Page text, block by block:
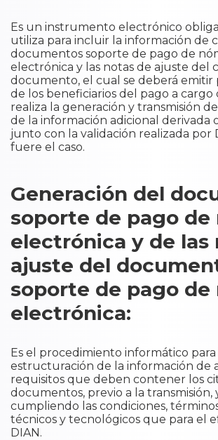
Es un instrumento electrónico
utiliza para incluir la información de
documentos soporte de pago de
electrónica y las notas de ajuste del
documento, el cual se deberá emitir
de los beneficiarios del pago a
realiza la generación y transmisión
de la información adicional derivada
junto con la validación realizada por
fuere el caso.
Generación del
soporte de pago de
electrónica y de las
ajuste del
soporte de pago de
electrónica:
Es el procedimiento informático para
estructuración de la información de
requisitos que deben contener los
documentos, previo a la transmisión,
cumpliendo las condiciones,
técnicos y tecnológicos que para el
DIAN.